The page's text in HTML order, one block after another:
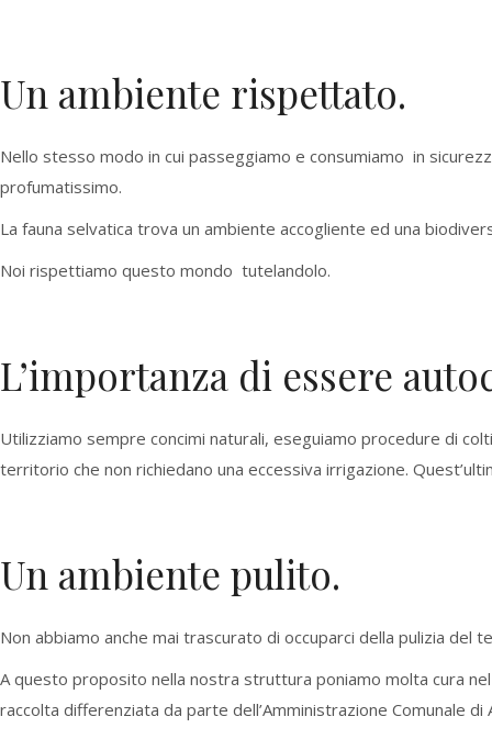
Un ambiente rispettato.
Nello stesso modo in cui passeggiamo e consumiamo in
profumatissimo.
La fauna selvatica trova un ambiente accogliente ed una
Noi rispettiamo questo mondo tutelandolo.
L’importanza di essere
Utilizziamo sempre concimi naturali, eseguiamo procedure di
territorio che non richiedano una eccessiva irrigazione.
Un ambiente pulito.
Non abbiamo anche mai trascurato di occuparci della pulizia
A questo proposito nella nostra struttura poniamo molta cura
raccolta differenziata da parte dell’Amministrazione Comunale